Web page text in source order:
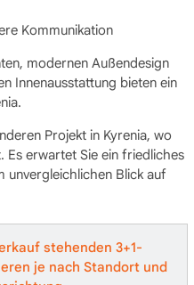
Kommunikation
modernen Außendesign
Innenausstattung bieten ein
Projekt in Kyrenia, wo
Es erwartet Sie ein friedliches
unvergleichlichen Blick auf
stehenden 3+1-
je nach Standort und